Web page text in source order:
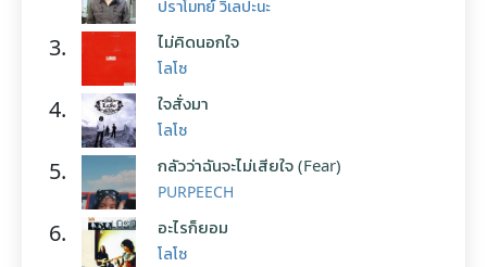
ปราโมทย์ วิเลปะนะ
3. ไม่คิดนอกใจ
โลโซ
4. ใจสั่งมา
โลโซ
5. กลัวว่าฉันจะไม่เสียใจ (Fear)
PURPEECH
6. อะไรก็ยอม
โลโซ